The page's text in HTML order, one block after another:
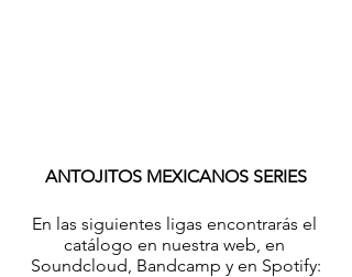
ANTOJITOS MEXICANOS SERIES
En las siguientes ligas encontrarás el
catálogo en nuestra web, en
Soundcloud, Bandcamp y en Spotify: